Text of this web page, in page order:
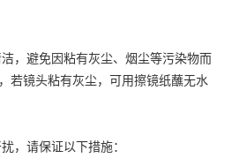
避免因粘有灰尘、烟尘等污染物而
若镜头粘有灰尘，可用擦镜纸蘸无水
请保证以下措施：